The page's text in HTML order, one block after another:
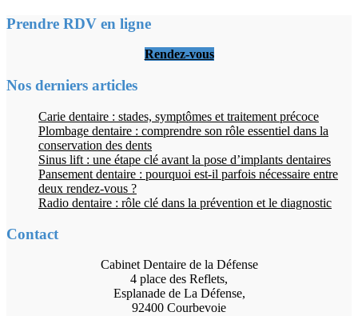
Prendre RDV en ligne
Rendez-vous
Nos derniers articles
Carie dentaire : stades, symptômes et traitement précoce
Plombage dentaire : comprendre son rôle essentiel dans la
conservation des dents
Sinus lift : une étape clé avant la pose d’implants dentaires
Pansement dentaire : pourquoi est-il parfois nécessaire entre
deux rendez-vous ?
Radio dentaire : rôle clé dans la prévention et le diagnostic
Contact
Cabinet Dentaire de la Défense
4 place des Reflets,
Esplanade de La Défense,
92400 Courbevoie